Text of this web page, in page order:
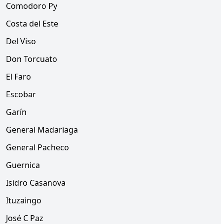
Comodoro Py
Costa del Este
Del Viso
Don Torcuato
El Faro
Escobar
Garín
General Madariaga
General Pacheco
Guernica
Isidro Casanova
Ituzaingo
José C Paz